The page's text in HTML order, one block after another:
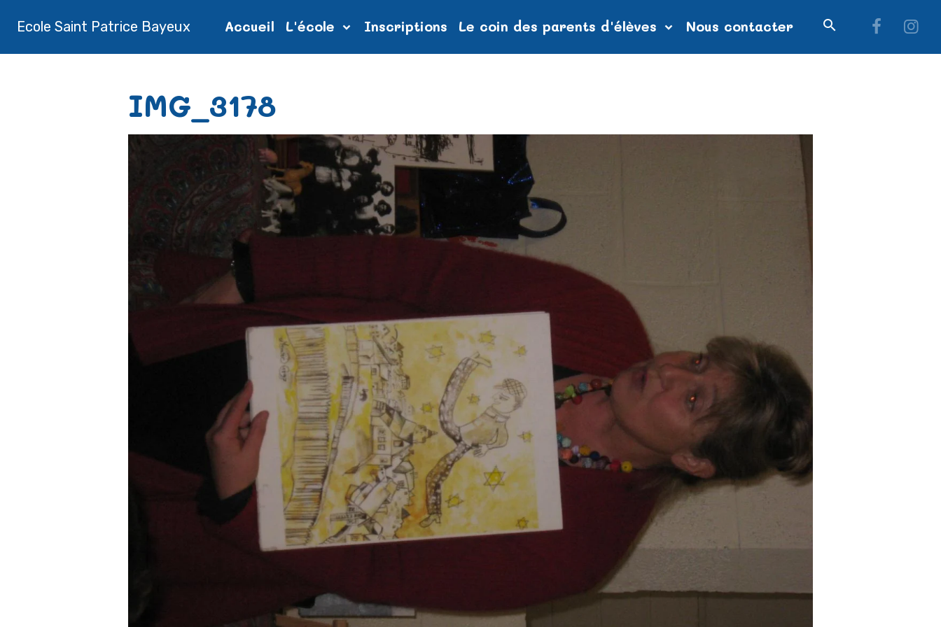
Ecole Saint Patrice Bayeux Accueil L'école Inscriptions Le coin des parents d'élèves Nous contacter
IMG_3178